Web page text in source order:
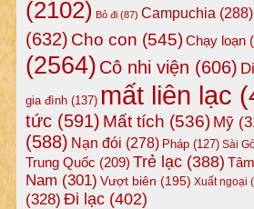
(2102) Bỏ đi(87) Campuchia (288)
(632) Cho con (545)Chạy loạn
(2564) Cô nhi viện (606)
gia đình(137) mất liên lạc
tức(591) Mất tích (536) Mỹ
(588) Nạn đói (278) Pháp(127) Sài
Trung Quốc (209) Trẻ lạc(388)
Nam (301) Vượt biên (195) Xuất ngoại
(328) Đi lạc(402)